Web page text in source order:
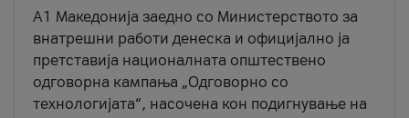
A1 Македонија заедно со Министерството за
внатрешни работи денеска и официјално ја
претставија националната општествено
одговорна кампања „Одговорно со
технологијата“, насочена кон подигнување на